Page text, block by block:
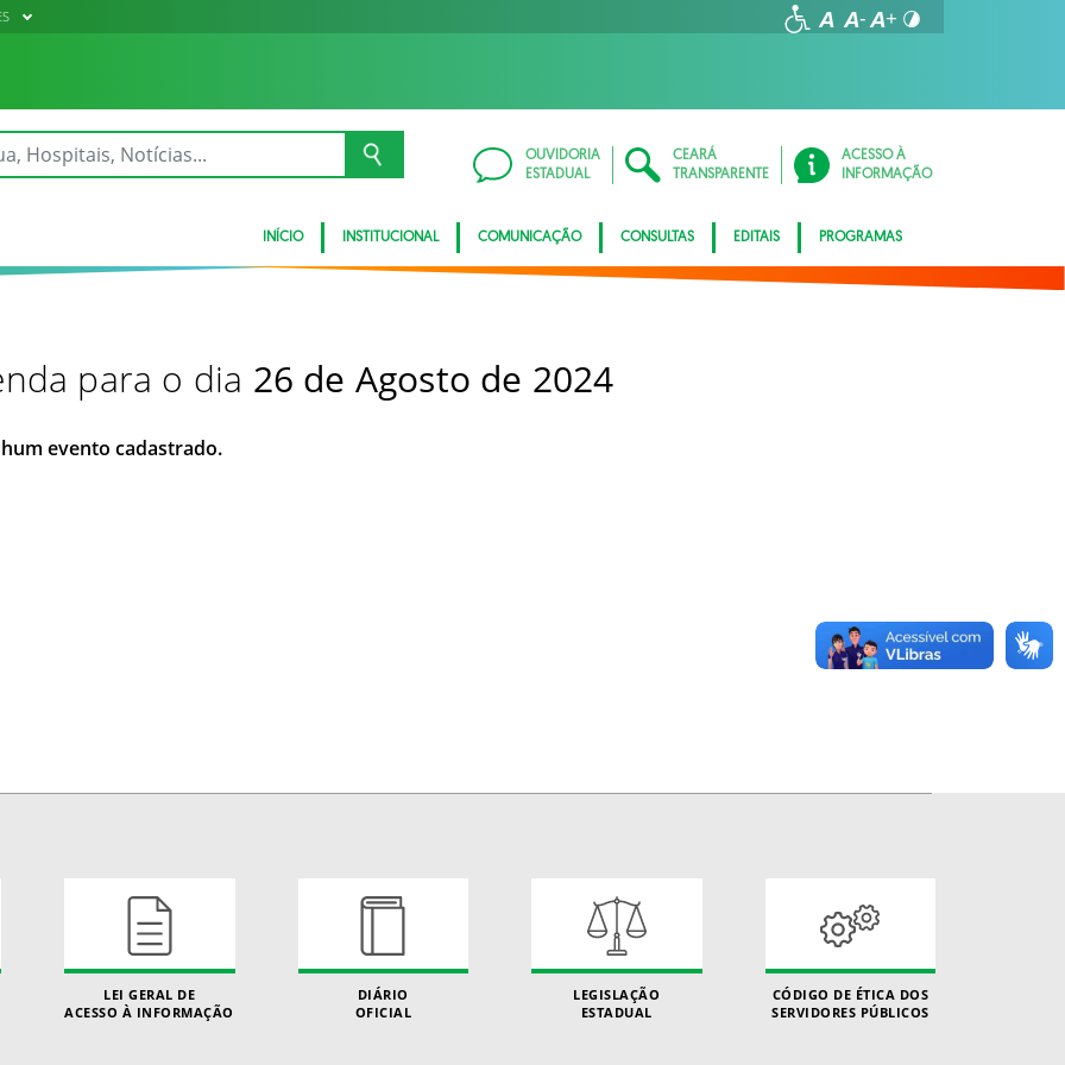
OUVIDORIA
ESTADUAL
CEARÁ
TRANSPARENTE
ACESSO À
INFORMAÇÃO
INÍCIO INSTITUCIONAL COMUNICAÇÃO CONSULTAS EDITAIS PROGRAMAS
para o dia 26 de Agosto de 2024
evento cadastrado.
LEI GERAL DE
ACESSO À INFORMAÇÃO
DIÁRIO
OFICIAL
LEGISLAÇÃO
ESTADUAL
CÓDIGO DE ÉTICA DOS
SERVIDORES PÚBLICOS